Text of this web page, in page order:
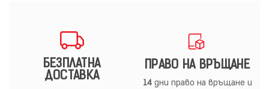
БЕЗПЛАТНА
ДОСТАВКА
ПРАВО НА ВРЪЩАНЕ
14дни право на връщане и